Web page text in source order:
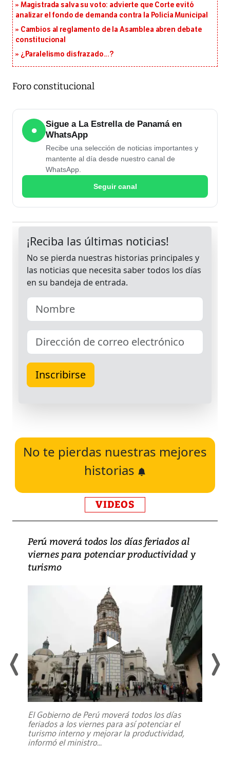
Magistrada salva su voto: advierte que Corte evitó
analizar el fondo de demanda contra la Policía Municipal
Cambios al reglamento de la Asamblea abren debate
constitucional
¿Paralelismo disfrazado...?
Foro constitucional
●
Sigue a La Estrella de Panamá en
WhatsApp
Recibe una selección de noticias importantes y
mantente al día desde nuestro canal de
WhatsApp.
Seguir canal
No te pierdas nuestras mejores
historias
VIDEOS
Perú moverá todos los días feriados al
viernes para potenciar productividad y
turismo
El Gobierno de Perú moverá todos los días
feriados a los viernes para así potenciar el
turismo interno y mejorar la productividad,
informó el ministro...